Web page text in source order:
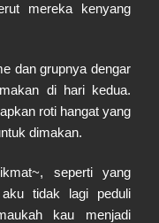
mereka kenyang
dan grupnya dengar
di hari kedua.
roti hangat yang
dimakan.
seperti yang
tidak lagi peduli
kau menjadi